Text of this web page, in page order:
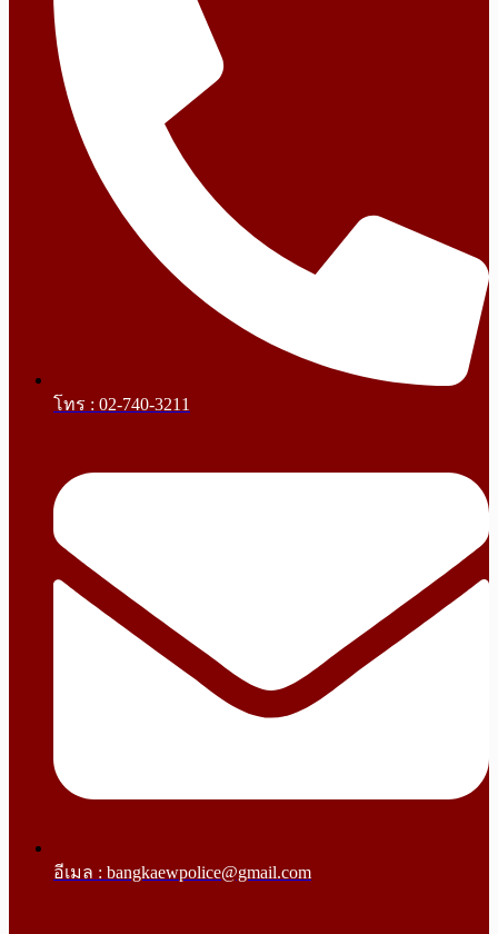
โทร : 02-740-3211
อีเมล : bangkaewpolice@gmail.com